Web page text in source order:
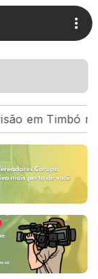
na mesma